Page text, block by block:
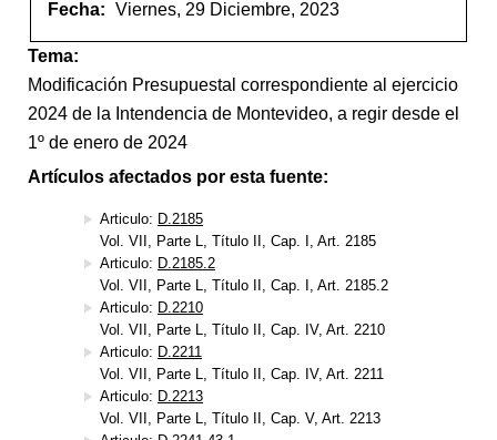
Fecha: Viernes, 29 Diciembre, 2023
Tema:
Modificación Presupuestal correspondiente al ejercicio
2024 de la Intendencia de Montevideo, a regir desde el
1º de enero de 2024
Artículos afectados por esta fuente:
Articulo: D.2185
Vol. VII, Parte L, Título II, Cap. I, Art. 2185
Articulo: D.2185.2
Vol. VII, Parte L, Título II, Cap. I, Art. 2185.2
Articulo: D.2210
Vol. VII, Parte L, Título II, Cap. IV, Art. 2210
Articulo: D.2211
Vol. VII, Parte L, Título II, Cap. IV, Art. 2211
Articulo: D.2213
Vol. VII, Parte L, Título II, Cap. V, Art. 2213